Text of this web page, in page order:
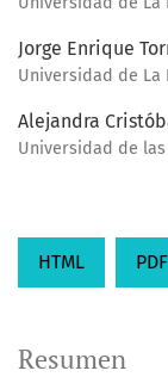
Jorge Enrique
Universidad de La
Alejandra
Universidad de
HTML PDF
Resumen